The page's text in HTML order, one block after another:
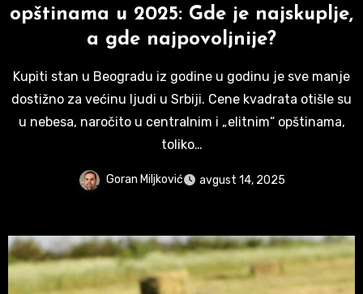
opštinama u 2025: Gde je najskuplje,
a gde najpovoljnije?
Kupiti stan u Beogradu iz godine u godinu je sve manje
dostižno za većinu ljudi u Srbiji. Cene kvadrata otišle su
u nebesa, naročito u centralnim i „elitnim“ opštinama,
toliko…
Goran Miljković avgust 14, 2025